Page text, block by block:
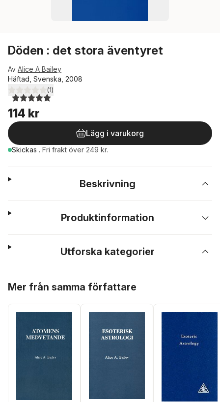
Döden : det stora äventyret
Av Alice A Bailey
Häftad, Svenska, 2008
5,0utav 5 stjärnor. Totalt antal röster:
(1)
114 kr
Lägg i varukorg
Skickas . Fri frakt över 249 kr.
Beskrivning
Produktinformation
Utforska kategorier
Mer från samma författare